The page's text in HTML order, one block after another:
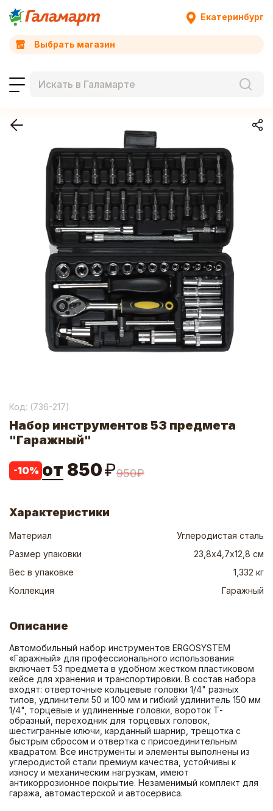
Екатеринбург
Выбрать магазин
Код: (736-217)
Набор инструментов 53 предмета
"Гаражный"
-10% от 850₽950₽
Характеристики
Материал
Углеродистая сталь
Размер упаковки
23,8х4,7х12,8 см
Вес в упаковке
1,332 кг
Коллекция
Гаражный
Описание
Автомобильный набор инструментов ERGOSYSTEM
«Гаражный» для профессионального использования
включает 53 предмета в удобном жестком пластиковом
кейсе для хранения и транспортировки. В состав набора
входят: отверточные кольцевые головки 1/4" разных
типов, удлинители 50 и 100 мм и гибкий удлинитель 150 мм
1/4", торцевые и удлиненные головки, вороток Т-
образный, переходник для торцевых головок,
шестигранные ключи, карданный шарнир, трещотка с
быстрым сбросом и отвертка с присоединительным
квадратом. Все инструменты и элементы выполнены из
углеродистой стали премиум качества, устойчивы к
износу и механическим нагрузкам, имеют
антикоррозионное покрытие. Незаменимый комплект для
гаража, автомастерской и автосервиса.